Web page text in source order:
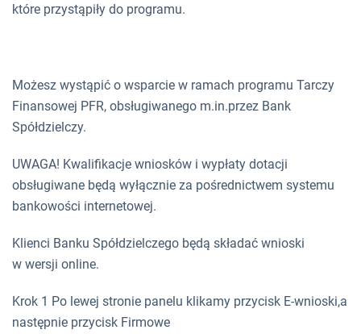
które przystąpiły do programu.
Możesz wystąpić o wsparcie w ramach programu Tarczy
Finansowej PFR, obsługiwanego m.in.przez Bank
Spółdzielczy.
UWAGA! Kwalifikacje wniosków i wypłaty dotacji
obsługiwane będą wyłącznie za pośrednictwem systemu
bankowości internetowej.
Klienci Banku Spółdzielczego będą składać wnioski
w wersji online.
Krok 1 Po lewej stronie panelu klikamy przycisk E-wnioski,a
następnie przycisk Firmowe